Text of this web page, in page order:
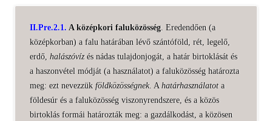
II.Pre.2.1. A középkori faluközösség . Eredendően (a
középkorban) a falu határában lévő szántóföld, rét, legelő,
erdő, halászóvíz és nádas tulajdonjogát, a határ birtoklását és
a haszonvétel módját (a használatot) a faluközösség határozta
meg: ezt nevezzük földközösségnek . A határhasználatot a
földesúr és a faluközösség viszonyrendszere, és a közös
birtoklás formái határozták meg: a gazdálkodást, a közösen